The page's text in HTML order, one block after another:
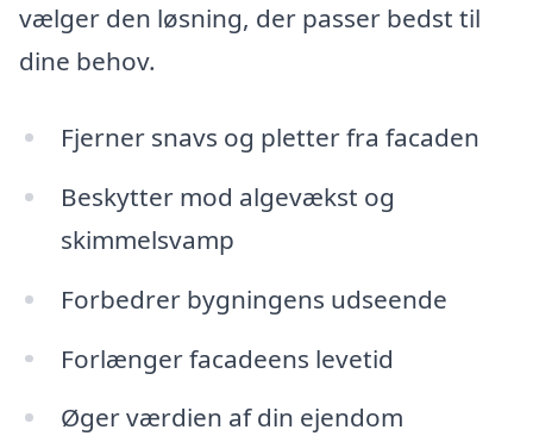
vælger den løsning, der passer bedst til
dine behov.
Fjerner snavs og pletter fra facaden
Beskytter mod algevækst og
skimmelsvamp
Forbedrer bygningens udseende
Forlænger facadeens levetid
Øger værdien af din ejendom